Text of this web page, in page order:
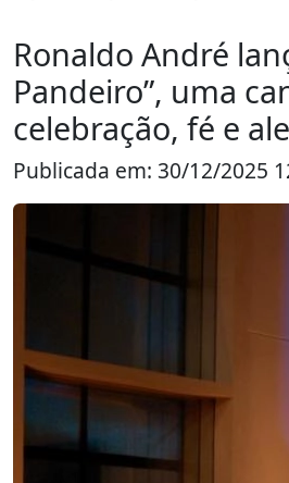
Ronaldo André
Pandeiro”, uma
celebração, fé e
Publicada em: 30/12/2025